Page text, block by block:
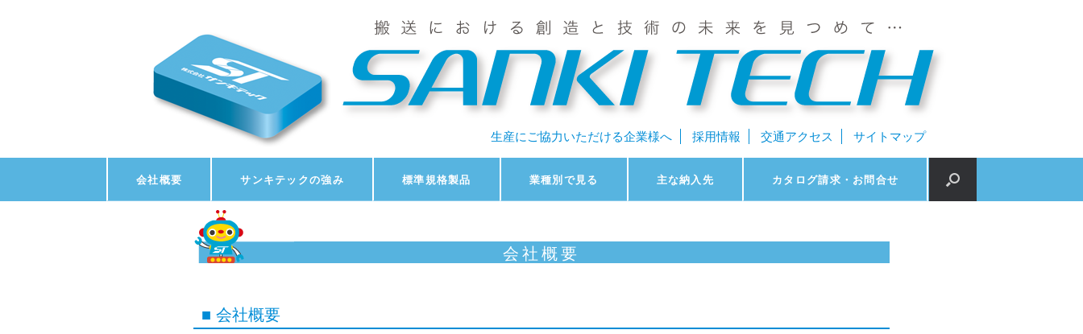
生産にご協力いただける企業様へ 採用情報 交通アクセス サイトマップ
会社概要 サンキテックの強み 標準規格製品 業種別で見る 主な納入先 カタログ請求・お問合せ
会社概要
■ 会社概要